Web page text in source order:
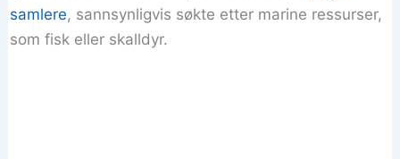
samlere, sannsynligvis søkte etter marine ressurser,
som fisk eller skalldyr.